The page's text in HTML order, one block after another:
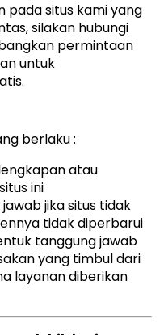
pada situs kami yang
silakan hubungi
permintaan
untuk
berlaku :
atau
ini
jika situs tidak
tidak diperbarui
tanggung jawab
yang timbul dari
layanan diberikan